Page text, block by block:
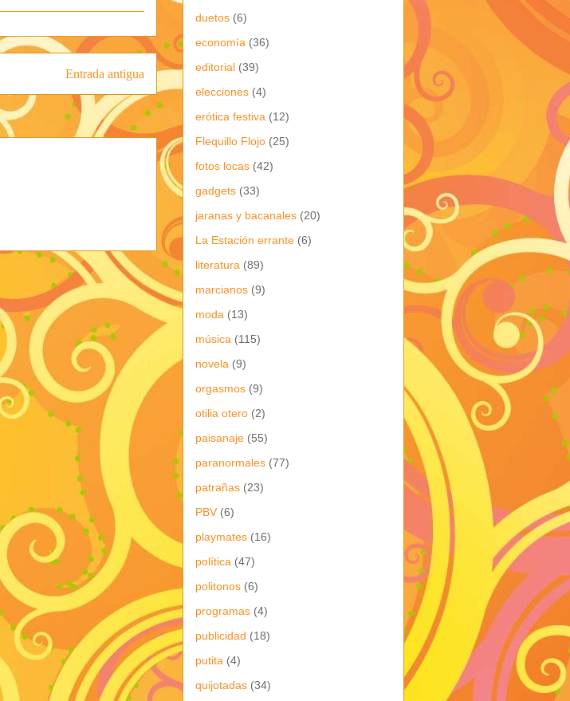
Entrada antigua
duetos (6)
economía (36)
editorial (39)
elecciones (4)
erótica festiva (12)
Flequillo Flojo (25)
fotos locas (42)
gadgets (33)
jaranas y bacanales (20)
La Estación errante (6)
literatura (89)
marcianos (9)
moda (13)
música (115)
novela (9)
orgasmos (9)
otilia otero (2)
paisanaje (55)
paranormales (77)
patrañas (23)
PBV (6)
playmates (16)
política (47)
politonos (6)
programas (4)
publicidad (18)
putita (4)
quijotadas (34)